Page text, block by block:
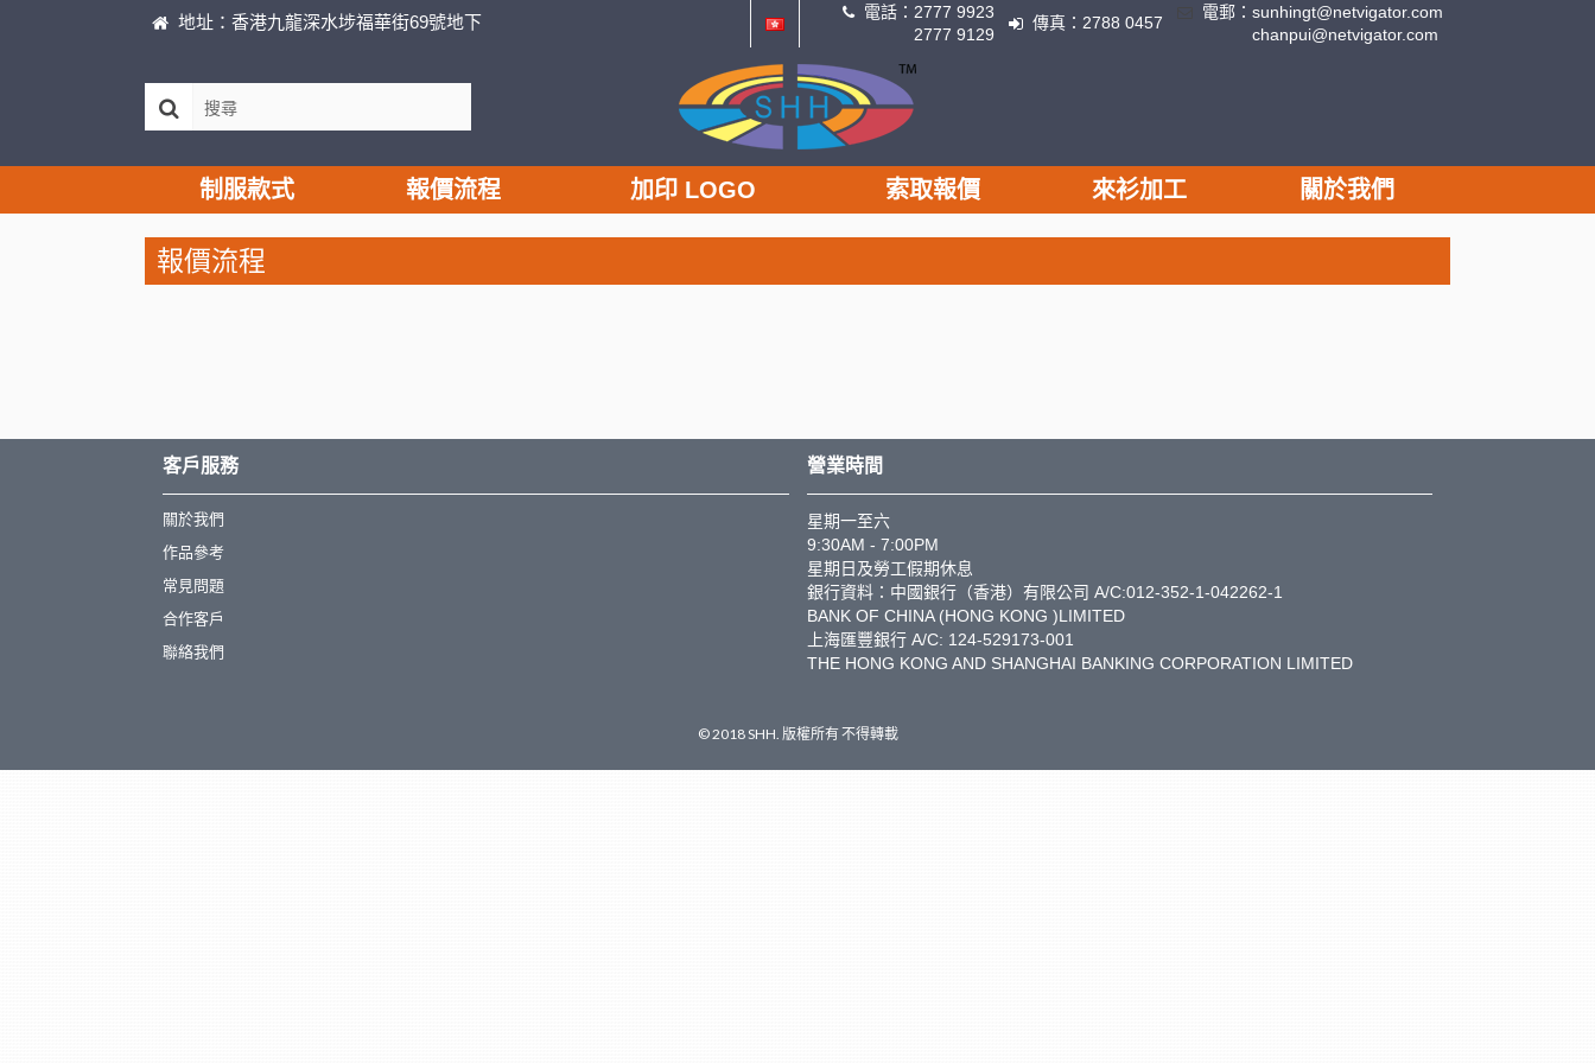
地址：香港九龍深水埗福華街69號地下 電話： 2777 9923
2777 9129
傳真： 2788 0457
電郵： sunhingt@netvigator.com
chanpui@netvigator.com
制服款式 報價流程 加印 LOGO 索取報價 來衫加工 關於我們
報價流程
客戶服務
關於我們
作品參考
常見問題
合作客戶
聯絡我們
營業時間
星期一至六
9:30AM - 7:00PM
星期日及勞工假期休息
銀行資料：中國銀行（香港）有限公司 A/C:012-352-1-042262-1
BANK OF CHINA (HONG KONG )LIMITED
上海匯豐銀行 A/C: 124-529173-001
THE HONG KONG AND SHANGHAI BANKING CORPORATION LIMITED
© 2018 SHH. 版權所有 不得轉載